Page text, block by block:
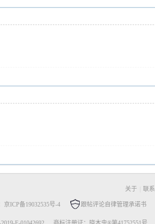
关于 联系
京ICP备19032535号-4 跟帖评论自律管理承诺书